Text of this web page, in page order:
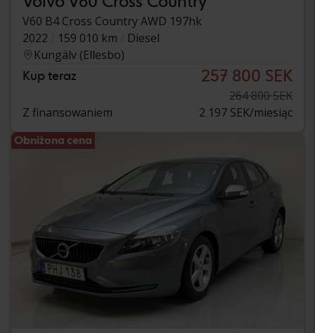
V60 B4 Cross Country AWD 197hk
2022
159 010 km
Diesel
Kungälv (Ellesbo)
Kup teraz 257 800 SEK
264 800 SEK
Z finansowaniem
2 197 SEK/miesiąc
Obniżona cena